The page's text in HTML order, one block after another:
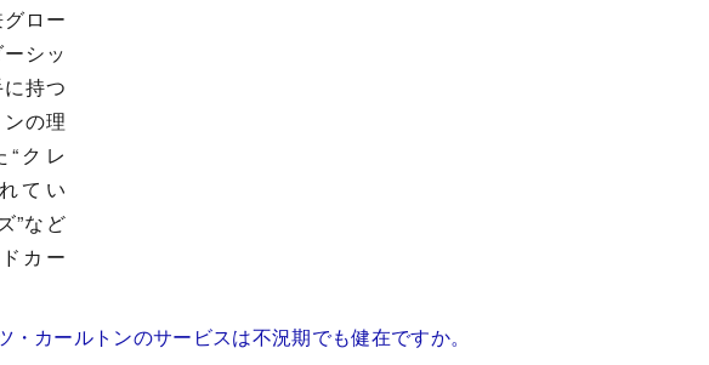
ロー
シッ
持つ
の理
クレ
てい
”など
カー
カールトンのサービスは不況期でも健在ですか。